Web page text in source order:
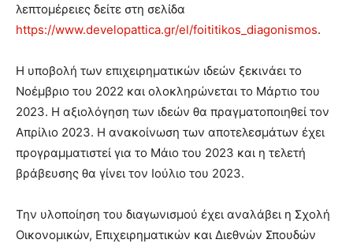
λεπτομέρειες δείτε στη σελίδα
https://www.developattica.gr/el/foititikos_diagonismos.
Η υποβολή των επιχειρηματικών ιδεών ξεκινάει το
Νοέμβριο του 2022 και ολοκληρώνεται το Μάρτιο του
2023. Η αξιολόγηση των ιδεών θα πραγματοποιηθεί τον
Απρίλιο 2023. Η ανακοίνωση των αποτελεσμάτων έχει
προγραμματιστεί για το Μάιο του 2023 και η τελετή
βράβευσης θα γίνει τον Ιούλιο του 2023.
Την υλοποίηση του διαγωνισμού έχει αναλάβει η Σχολή
Οικονομικών, Επιχειρηματικών και Διεθνών Σπουδών